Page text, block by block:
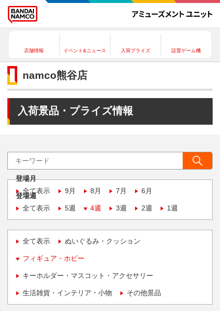
店舗情報 イベント&ニュース 入荷プライズ 設置ゲーム機
namco熊谷店
入荷景品・プライズ情報
登場月
全て表示
9月 8月 7月 6月
登場週
全て表示
5週 4週 3週 2週 1週
全て表示 ぬいぐるみ・クッション
フィギュア・ホビー
キーホルダー・マスコット・アクセサリー
生活雑貨・インテリア・小物 その他景品